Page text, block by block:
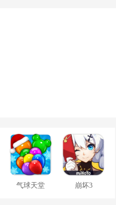
气球天堂 崩坏3